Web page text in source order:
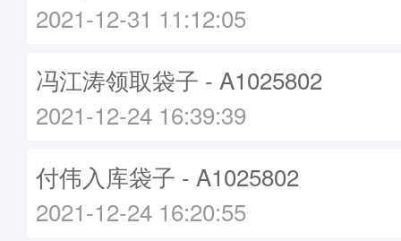
2021-12-31 11:12:05
冯江涛领取袋子 - A1025802
2021-12-24 16:39:39
付伟入库袋子 - A1025802
2021-12-24 16:20:55